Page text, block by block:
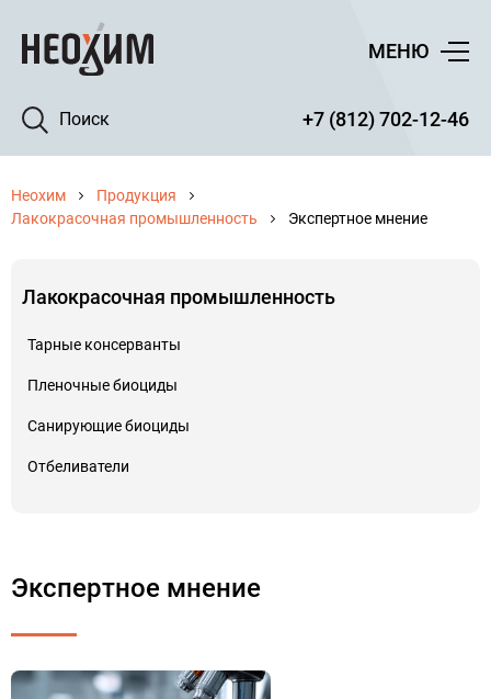
Поиск
МЕНЮ
+7 (812) 702-12-46
Неохим
Продукция
Лакокрасочная промышленность
Экспертное мнение
Лакокрасочная промышленность
Тарные консерванты
Пленочные биоциды
Санирующие биоциды
Отбеливатели
Экспертное мнение